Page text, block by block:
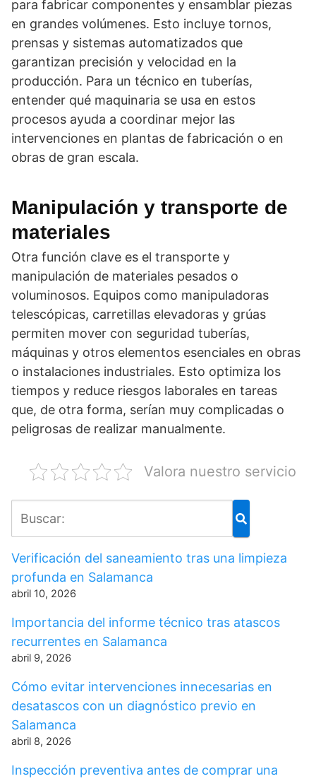
para fabricar componentes y ensamblar piezas
en grandes volúmenes. Esto incluye tornos,
prensas y sistemas automatizados que
garantizan precisión y velocidad en la
producción. Para un técnico en tuberías,
entender qué maquinaria se usa en estos
procesos ayuda a coordinar mejor las
intervenciones en plantas de fabricación o en
obras de gran escala.
Manipulación y transporte de
materiales
Otra función clave es el transporte y
manipulación de materiales pesados o
voluminosos. Equipos como manipuladoras
telescópicas, carretillas elevadoras y grúas
permiten mover con seguridad tuberías,
máquinas y otros elementos esenciales en obras
o instalaciones industriales. Esto optimiza los
tiempos y reduce riesgos laborales en tareas
que, de otra forma, serían muy complicadas o
peligrosas de realizar manualmente.
Valora nuestro servicio
Verificación del saneamiento tras una limpieza
profunda en Salamanca
abril 10, 2026
Importancia del informe técnico tras atascos
recurrentes en Salamanca
abril 9, 2026
Cómo evitar intervenciones innecesarias en
desatascos con un diagnóstico previo en
Salamanca
abril 8, 2026
Inspección preventiva antes de comprar una